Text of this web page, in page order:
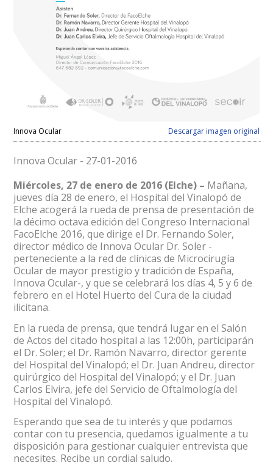
Innova Ocular Descargar imagen original
Innova Ocular - 27-01-2016
Miércoles, 27 de enero de 2016 (Elche) – Mañana,
jueves día 28 de enero, el Hospital del Vinalopó de
Elche acogerá la rueda de prensa de presentación de
la décimo octava edición del Congreso Internacional
FacoElche 2016, que dirige el Dr. Fernando Soler,
director médico de Innova Ocular Dr. Soler -
perteneciente a la red de clínicas de Microcirugía
Ocular de mayor prestigio y tradición de España,
Innova Ocular-, y que se celebrará los días 4, 5 y 6 de
febrero en el Hotel Huerto del Cura de la ciudad
ilicitana.
En la rueda de prensa, que tendrá lugar en el Salón
de Actos del citado hospital a las 12:00h, participarán
el Dr. Soler; el Dr. Ramón Navarro, director gerente
del Hospital del Vinalopó; el Dr. Juan Andreu, director
quirúrgico del Hospital del Vinalopó; y el Dr. Juan
Carlos Elvira, jefe del Servicio de Oftalmología del
Hospital del Vinalopó.
Esperando que sea de tu interés y que podamos
contar con tu presencia, quedamos igualmente a tu
disposición para gestionar cualquier entrevista que
necesites. Recibe un cordial saludo.